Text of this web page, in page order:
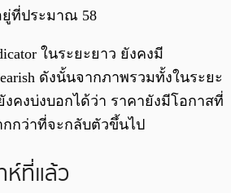
ยู่ที่ประมาณ 58
ในระยะยาว ยังคงมี
ดังนั้นจากภาพรวมทั้งในระยะ
คงบ่งบอกได้ว่า ราคายังมีโอกาสที่
กว่าที่จะกลับตัวขึ้นไป
ที่แล้ว